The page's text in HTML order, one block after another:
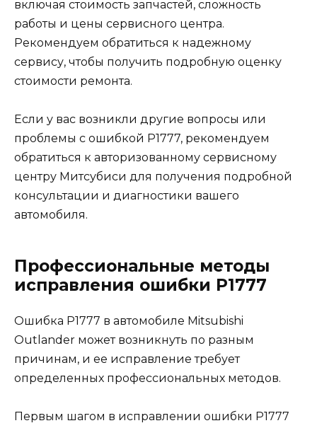
включая стоимость запчастей, сложность
работы и цены сервисного центра.
Рекомендуем обратиться к надежному
сервису, чтобы получить подробную оценку
стоимости ремонта.
Если у вас возникли другие вопросы или
проблемы с ошибкой Р1777, рекомендуем
обратиться к авторизованному сервисному
центру Митсубиси для получения подробной
консультации и диагностики вашего
автомобиля.
Профессиональные методы
исправления ошибки Р1777
Ошибка Р1777 в автомобиле Mitsubishi
Outlander может возникнуть по разным
причинам, и ее исправление требует
определенных профессиональных методов.
Первым шагом в исправлении ошибки Р1777